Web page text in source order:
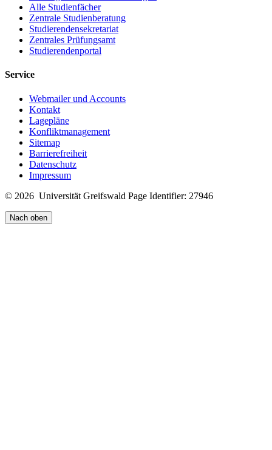
Alle Studienfächer
Zentrale Studienberatung
Studierendensekretariat
Zentrales Prüfungsamt
Studierendenportal
Service
Webmailer und Accounts
Kontakt
Lagepläne
Konfliktmanagement
Sitemap
Barrierefreiheit
Datenschutz
Impressum
© 2026 Universität Greifswald Page Identifier: 27946
Nach oben